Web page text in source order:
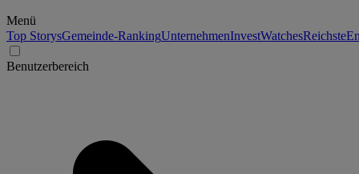
Menü
Top StorysGemeinde-RankingUnternehmenInvestWatchesReichste
Benutzerbereich